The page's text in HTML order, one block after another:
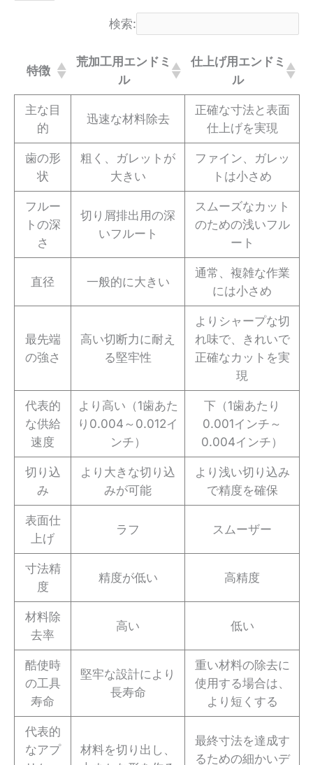
検索:
特徴
荒加工用エンドミ
ル
仕上げ用エンドミ
ル
主な目
的
迅速な材料除去
正確な寸法と表面
仕上げを実現
歯の形
状
粗く、ガレットが
大きい
ファイン、ガレッ
トは小さめ
フルー
トの深
さ
切り屑排出用の深
いフルート
スムーズなカット
のための浅いフル
ート
直径 一般的に大きい
通常、複雑な作業
には小さめ
最先端
の強さ
高い切断力に耐え
る堅牢性
よりシャープな切
れ味で、きれいで
正確なカットを実
現
代表的
な供給
速度
より高い（1歯あた
り0.004～0.012イ
ンチ）
下（1歯あたり
0.001インチ～
0.004インチ）
切り込
み
より大きな切り込
みが可能
より浅い切り込み
で精度を確保
表面仕
上げ
ラフ スムーザー
寸法精
度
精度が低い 高精度
材料除
去率
高い 低い
酷使時
の工具
寿命
堅牢な設計により
長寿命
重い材料の除去に
使用する場合は、
より短くする
代表的
なアプ
材料を切り出し、
最終寸法を達成す
るための細かいデ